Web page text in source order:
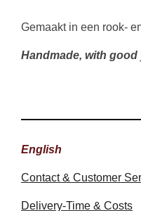
Gemaakt in een rook-
Handmade, with
English
Contact & Customer
Delivery-Time & Costs